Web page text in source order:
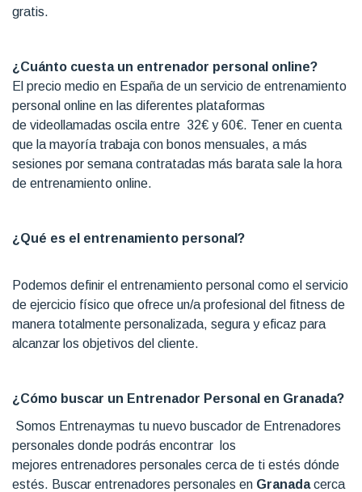
gratis.
¿Cuánto cuesta un entrenador personal online?
El precio medio en España de un servicio de entrenamiento
personal online en las diferentes plataformas
de videollamadas oscila entre 32€ y 60€. Tener en cuenta
que la mayoría trabaja con bonos mensuales, a más
sesiones por semana contratadas más barata sale la hora
de entrenamiento online.
¿Qué es el entrenamiento personal?
Podemos definir el entrenamiento personal como el servicio
de ejercicio físico que ofrece un/a profesional del fitness de
manera totalmente personalizada, segura y eficaz para
alcanzar los objetivos del cliente.
¿Cómo buscar un Entrenador Personal en Granada?
Somos Entrenaymas tu nuevo buscador de Entrenadores
personales donde podrás encontrar los
mejores entrenadores personales cerca de ti estés dónde
estés. Buscar entrenadores personales en Granadacerca